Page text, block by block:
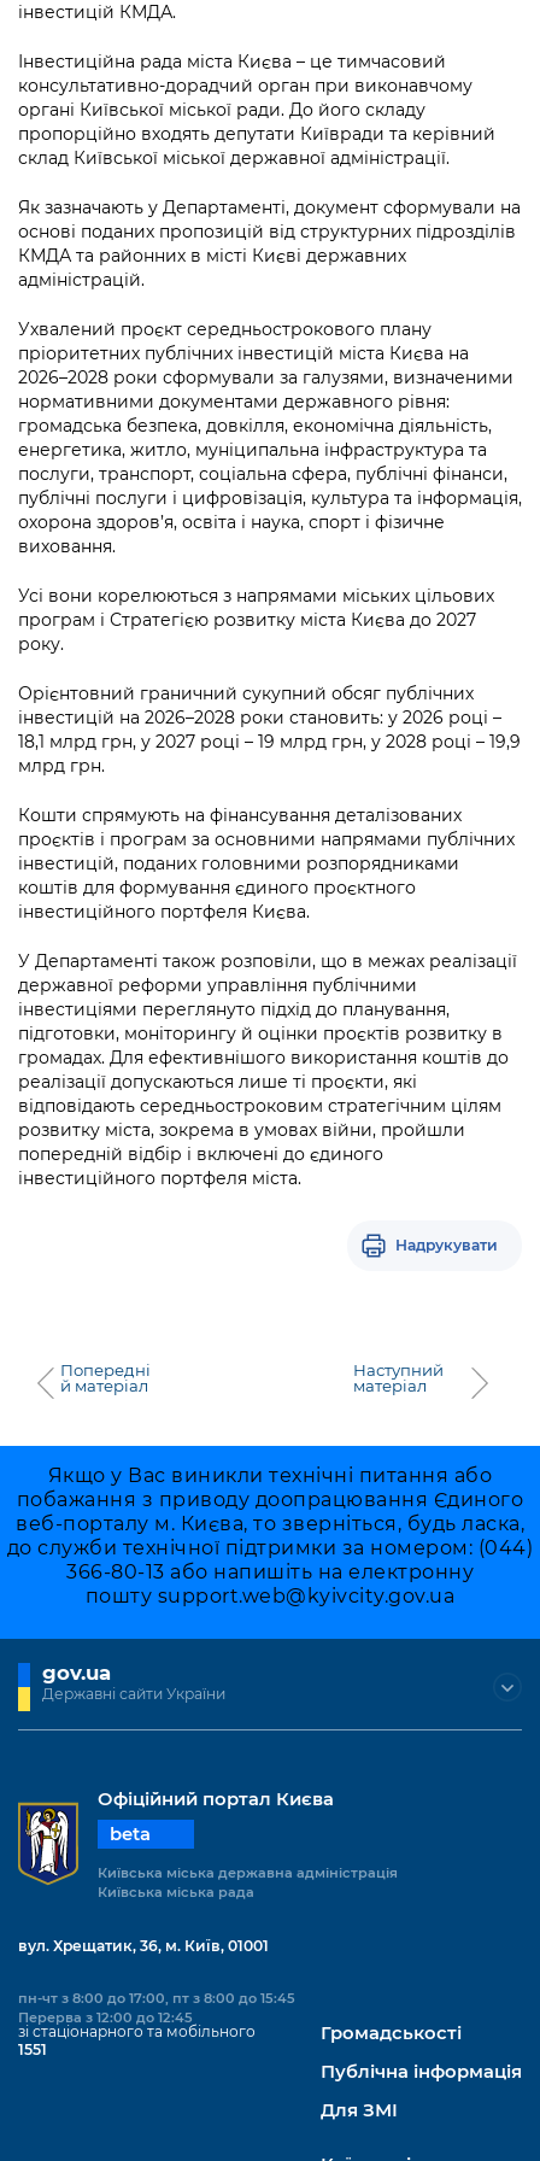
Підприємства, установи, організації
Kyiv International Relations
Річні звіти
Гендерна політика
Безбар'єрність
Київська міська військова адміністрація
Безбар'єрність
Портал послуг
Важливе під час воєнного стану
Уряд» – місцевий рівень»
Важливе під час воєнного стану
Про відкриті дані
Портал даних Києва
Публічні дашборди
інвестицій КМДА.
Інвестиційна рада міста Києва – це тимчасовий
консультативно-дорадчий орган при виконавчому
органі Київської міської ради. До його складу
пропорційно входять депутати Київради та керівний
склад Київської міської державної адміністрації.
Як зазначають у Департаменті, документ сформували на
основі поданих пропозицій від структурних підрозділів
КМДА та районних в місті Києві державних
адміністрацій.
Ухвалений проєкт середньострокового плану
пріоритетних публічних інвестицій міста Києва на
2026–2028 роки сформували за галузями, визначеними
нормативними документами державного рівня:
громадська безпека, довкілля, економічна діяльність,
енергетика, житло, муніципальна інфраструктура та
послуги, транспорт, соціальна сфера, публічні фінанси,
публічні послуги і цифровізація, культура та інформація,
охорона здоров’я, освіта і наука, спорт і фізичне
виховання.
Усі вони корелюються з напрямами міських цільових
програм і Стратегією розвитку міста Києва до 2027
року.
Орієнтовний граничний сукупний обсяг публічних
інвестицій на 2026–2028 роки становить: у 2026 році –
18,1 млрд грн, у 2027 році – 19 млрд грн, у 2028 році – 19,9
млрд грн.
Кошти спрямують на фінансування деталізованих
проєктів і програм за основними напрямами публічних
інвестицій, поданих головними розпорядниками
коштів для формування єдиного проєктного
інвестиційного портфеля Києва.
У Департаменті також розповіли, що в межах реалізації
державної реформи управління публічними
інвестиціями переглянуто підхід до планування,
підготовки, моніторингу й оцінки проєктів розвитку в
громадах. Для ефективнішого використання коштів до
реалізації допускаються лише ті проєкти, які
відповідають середньостроковим стратегічним цілям
розвитку міста, зокрема в умовах війни, пройшли
попередній відбір і включені до єдиного
інвестиційного портфеля міста.
Надрукувати
Попередні
й матеріал
Наступний
матеріал
Якщо у Вас виникли технічні питання або
побажання з приводу доопрацювання Єдиного
веб-порталу м. Києва, то зверніться, будь ласка,
до служби технічної підтримки за номером: (044)
366-80-13 або напишіть на електронну
пошту support.web@kyivcity.gov.ua
gov.ua
Державні сайти України
Офіційний портал Києва
beta
Київська міська державна адміністрація
Київська міська рада
вул. Хрещатик, 36, м. Київ, 01001
пн-чт з 8:00 до 17:00, пт з 8:00 до 15:45
Перерва з 12:00 до 12:45
зі стаціонарного та мобільного
1551
Громадськості
Публічна інформація
Для ЗМІ